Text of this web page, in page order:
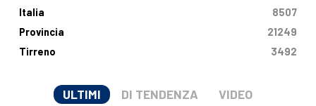
Italia
8507
Provincia
21249
Tirreno
3492
ULTIMI DI TENDENZA VIDEO